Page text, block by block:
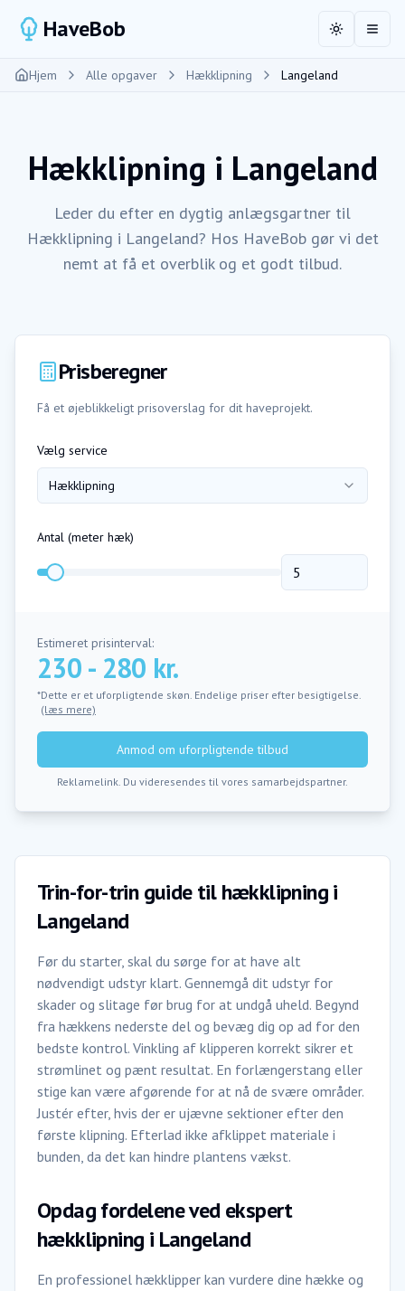
HaveBob ToggleÅbn
Hjem Alle opgaver Hækklipning Langeland
Hækklipning i Langeland
Leder du efter en dygtig anlægsgartner til
Hækklipning i Langeland? Hos HaveBob gør vi det
nemt at få et overblik og et godt tilbud.
Prisberegner
Få et øjeblikkeligt prisoverslag for dit haveprojekt.
Vælg service
Hækklipning
Antal (meter hæk)
Estimeret prisinterval:
230 - 280 kr.
*Dette er et uforpligtende skøn. Endelige priser efter besigtigelse.
(læs mere)
Anmod om uforpligtende tilbud
Reklamelink. Du videresendes til vores samarbejdspartner.
Trin-for-trin guide til hækklipning i
Langeland
Før du starter, skal du sørge for at have alt
nødvendigt udstyr klart. Gennemgå dit udstyr for
skader og slitage før brug for at undgå uheld. Begynd
fra hækkens nederste del og bevæg dig op ad for den
bedste kontrol. Vinkling af klipperen korrekt sikrer et
strømlinet og pænt resultat. En forlængerstang eller
stige kan være afgørende for at nå de svære områder.
Justér efter, hvis der er ujævne sektioner efter den
første klipning. Efterlad ikke afklippet materiale i
bunden, da det kan hindre plantens vækst.
Opdag fordelene ved ekspert
hækklipning i Langeland
En professionel hækklipper kan vurdere dine hække og